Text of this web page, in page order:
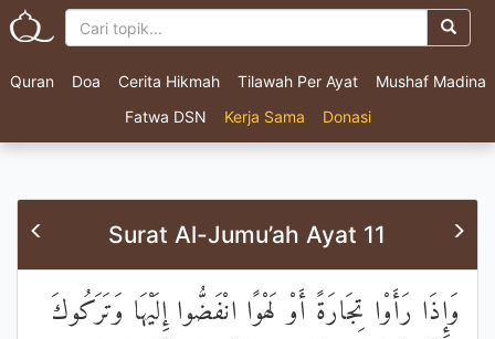
Quran Doa Cerita Hikmah Tilawah Per Ayat
Mushaf Madina
Fatwa DSN
Kerja Sama Donasi
Surat Al-Jumu’ah Ayat 11
وَإِذَا رَأَوْا تِجَارَةً أَوْ لَهْوًا انْفَضُّوا إِلَيْهَا وَتَرَكُوكَ